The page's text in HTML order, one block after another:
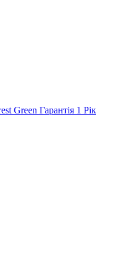
Green Гарантія 1 Рік